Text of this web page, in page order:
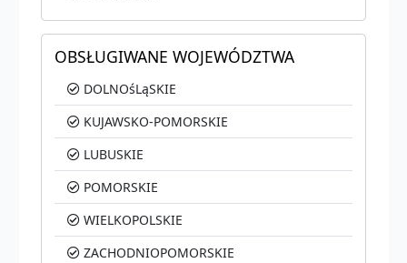
OBSŁUGIWANE WOJEWÓDZTWA
DOLNOśLąSKIE
KUJAWSKO-POMORSKIE
LUBUSKIE
POMORSKIE
WIELKOPOLSKIE
ZACHODNIOPOMORSKIE